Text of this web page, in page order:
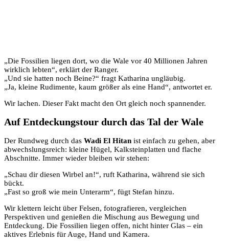
„Die Fossilien liegen dort, wo die Wale vor 40 Millionen Jahren
wirklich lebten“, erklärt der Ranger.
„Und sie hatten noch Beine?“ fragt Katharina ungläubig.
„Ja, kleine Rudimente, kaum größer als eine Hand“, antwortet er.
Wir lachen. Dieser Fakt macht den Ort gleich noch spannender.
Auf Entdeckungstour durch das Tal der Wale
Der Rundweg durch das Wadi El Hitan ist einfach zu gehen, aber
abwechslungsreich: kleine Hügel, Kalksteinplatten und flache
Abschnitte. Immer wieder bleiben wir stehen:
„Schau dir diesen Wirbel an!“, ruft Katharina, während sie sich
bückt.
„Fast so groß wie mein Unterarm“, fügt Stefan hinzu.
Wir klettern leicht über Felsen, fotografieren, vergleichen
Perspektiven und genießen die Mischung aus Bewegung und
Entdeckung. Die Fossilien liegen offen, nicht hinter Glas – ein
aktives Erlebnis für Auge, Hand und Kamera.